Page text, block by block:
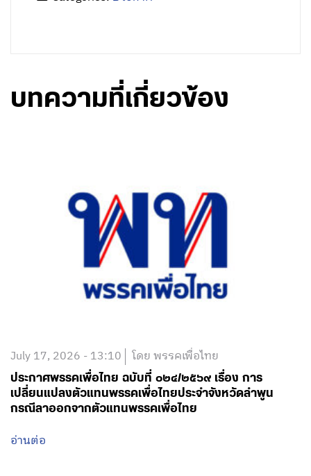
บทความที่เกี่ยวข้อง
July 17, 2026 - 13:10 โดย พรรคเพื่อไทย
ประกาศพรรคเพื่อไทย ฉบับที่ ๐๒๔/๒๕๖๙ เรื่อง การ
เปลี่ยนแปลงตัวแทนพรรคเพื่อไทยประจำจังหวัดลำพูน
กรณีลาออกจากตัวแทนพรรคเพื่อไทย
อ่านต่อ